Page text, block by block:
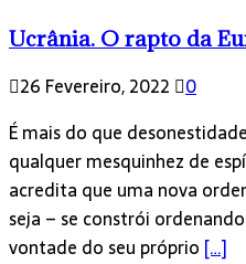
Ucrânia. O rapto da
26 Fevereiro, 2022 0
É mais do que
qualquer mesquinhez de
acredita que uma nova
seja – se constrói
vontade do seu próprio […]